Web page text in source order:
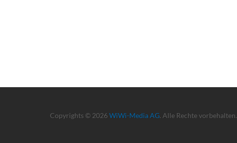
Copyrights © 2026 WiWi-Media AG. Alle Rechte vorbehalten.